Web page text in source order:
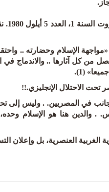
(3)
الإسلام وحضارته ..
من كل آثارها .. والاندماج في
(1).
الاحتلال الإنجليزي.!!
في المصريين. . وليس إلى
. والدين هنا هو الإسلام
العنصرية، بل وإعلان